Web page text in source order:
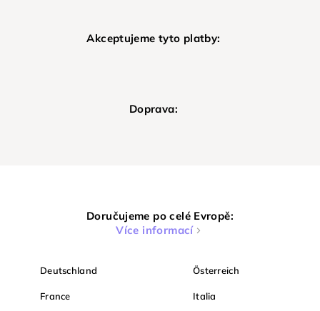
Akceptujeme tyto platby:
Doprava:
Doručujeme po celé Evropě:
Více informací
Deutschland Österreich
France Italia